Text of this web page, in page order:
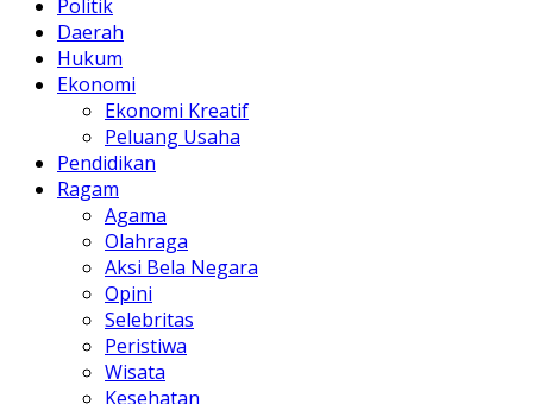
Politik
Daerah
Hukum
Ekonomi
Ekonomi Kreatif
Peluang Usaha
Pendidikan
Ragam
Agama
Olahraga
Aksi Bela Negara
Opini
Selebritas
Peristiwa
Wisata
Kesehatan